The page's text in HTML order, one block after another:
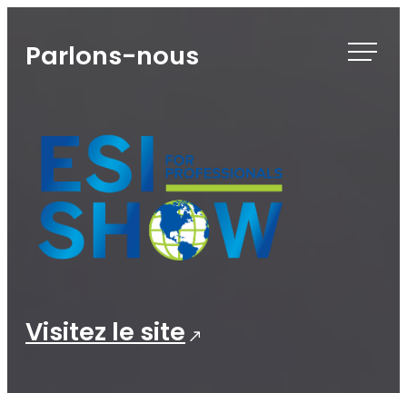
Parlons-nous
Visitez le site